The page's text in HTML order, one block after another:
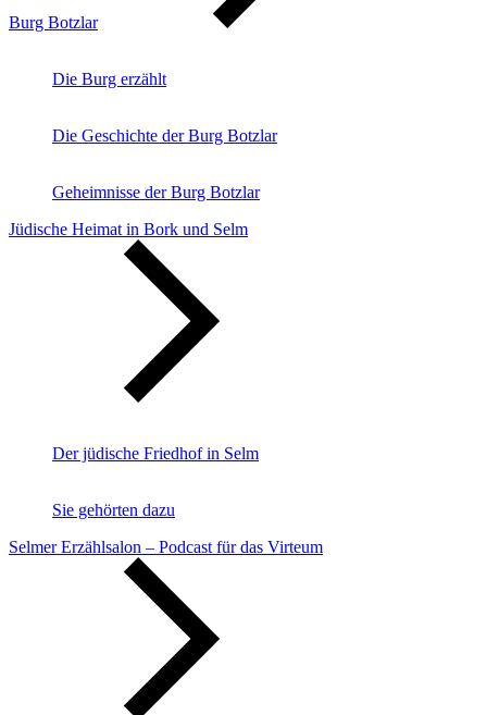
Burg Botzlar
Die Burg erzählt
Die Geschichte der Burg Botzlar
Geheimnisse der Burg Botzlar
Jüdische Heimat in Bork und Selm
Der jüdische Friedhof in Selm
Sie gehörten dazu
Selmer Erzählsalon – Podcast für das Virteum